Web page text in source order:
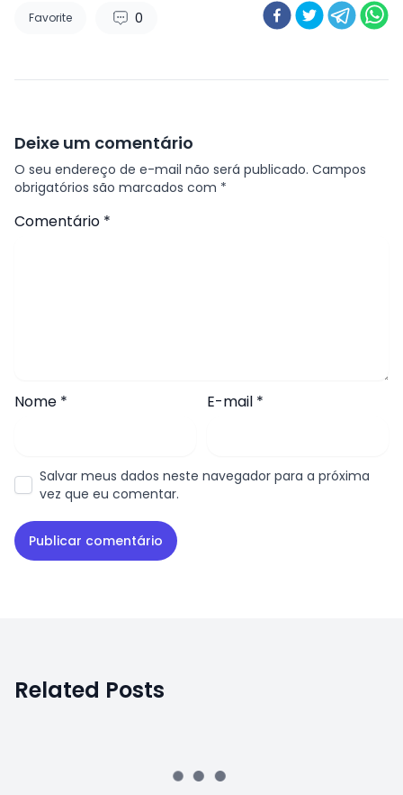
Favorite 0
Deixe um comentário
O seu endereço de e-mail não será publicado. Campos
obrigatórios são marcados com *
Comentário *
Nome * E-mail *
Salvar meus dados neste navegador para a próxima
vez que eu comentar.
Related Posts